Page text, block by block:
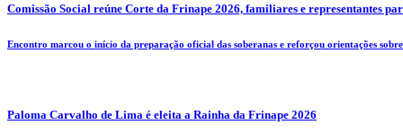
Comissão Social reúne Corte da Frinape 2026, familiares e representantes
Encontro marcou o início da preparação oficial das soberanas e reforçou orientações
Paloma Carvalho de Lima é eleita a Rainha da Frinape 2026